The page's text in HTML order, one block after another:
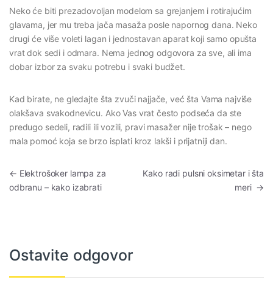
Neko će biti prezadovoljan modelom sa grejanjem i rotirajućim
glavama, jer mu treba jača masaža posle napornog dana. Neko
drugi će više voleti lagan i jednostavan aparat koji samo opušta
vrat dok sedi i odmara. Nema jednog odgovora za sve, ali ima
dobar izbor za svaku potrebu i svaki budžet.
Kad birate, ne gledajte šta zvuči najjače, već šta Vama najviše
olakšava svakodnevicu. Ako Vas vrat često podseća da ste
predugo sedeli, radili ili vozili, pravi masažer nije trošak – nego
mala pomoć koja se brzo isplati kroz lakši i prijatniji dan.
Kretanje članka
← Elektrošoker lampa za
odbranu – kako izabrati
Kako radi pulsni oksimetar i šta
meri →
Ostavite odgovor